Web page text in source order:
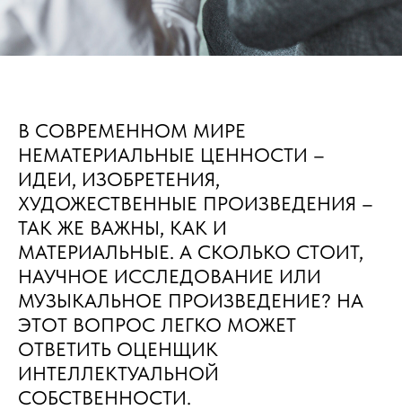
В СОВРЕМЕННОМ МИРЕ
НЕМАТЕРИАЛЬНЫЕ ЦЕННОСТИ –
ИДЕИ, ИЗОБРЕТЕНИЯ,
ХУДОЖЕСТВЕННЫЕ ПРОИЗВЕДЕНИЯ –
ТАК ЖЕ ВАЖНЫ, КАК И
МАТЕРИАЛЬНЫЕ. А СКОЛЬКО СТОИТ,
НАУЧНОЕ ИССЛЕДОВАНИЕ ИЛИ
МУЗЫКАЛЬНОЕ ПРОИЗВЕДЕНИЕ? НА
ЭТОТ ВОПРОС ЛЕГКО МОЖЕТ
ОТВЕТИТЬ ОЦЕНЩИК
ИНТЕЛЛЕКТУАЛЬНОЙ
СОБСТВЕННОСТИ.